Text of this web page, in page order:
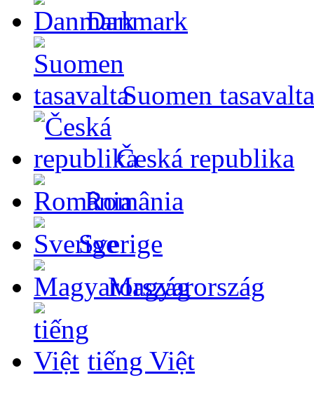
Danmark
Suomen tasavalta
Česká republika
România
Sverige
Magyarország
tiếng Việt